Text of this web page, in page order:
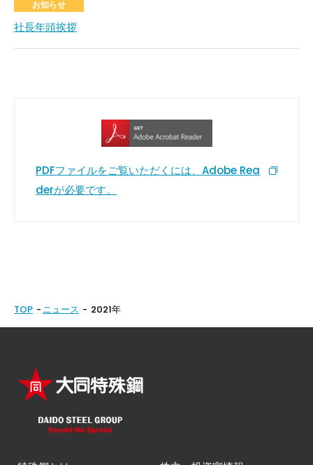
お知らせ
社長年頭挨拶
PDFファイルをご覧いただくには、Adobe Rea
derが必要です。
TOP ニュース 2021年